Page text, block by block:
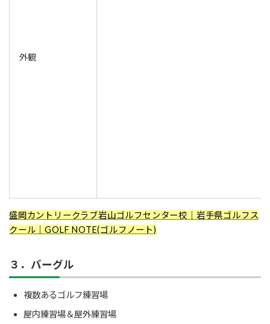
外観
盛岡カントリークラブ岩山ゴルフセンター校｜岩手県ゴルフス
クール｜GOLF NOTE(ゴルフノート)
３．バーグル
複数あるゴルフ練習場
屋内練習場＆屋外練習場